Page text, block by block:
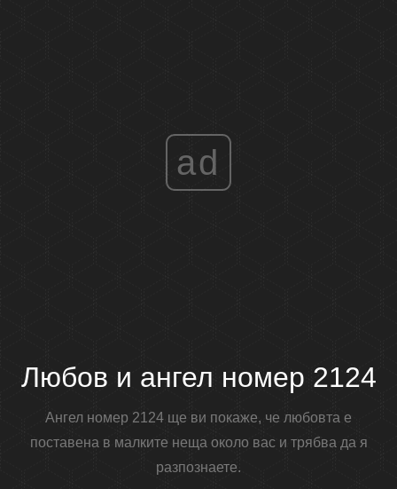
ad
Любов и ангел номер 2124
Ангел номер 2124 ще ви покаже, че любовта е
поставена в малките неща около вас и трябва да я
разпознаете.